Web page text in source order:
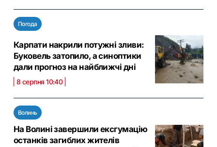
Погода
Карпати накрили потужні зливи:
Буковель затопило, а синоптики
дали прогноз на найближчі дні
8 серпня 10:40
Волинь
На Волині завершили ексгумацію
останків загиблих жителів